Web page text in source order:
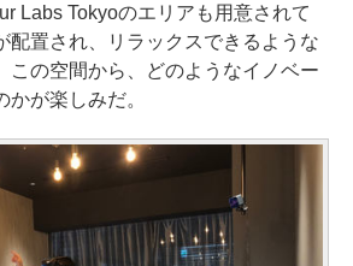
Labs Tokyoのエリアも用意されて
配置され、リラックスできるような
この空間から、どのようなイノベー
が楽しみだ。